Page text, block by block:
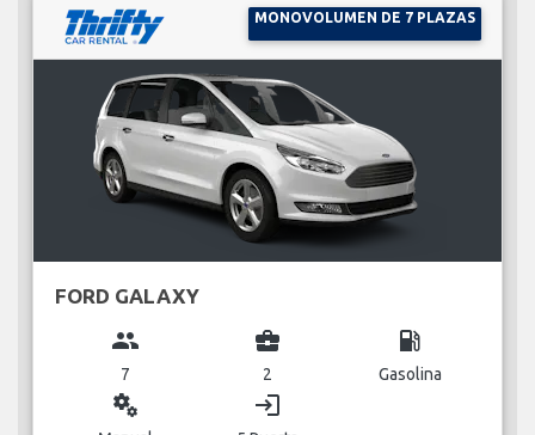
MONOVOLUMEN DE 7 PLAZAS
FORD GALAXY
group
7
business_center
2
local_gas_station
Gasolina
miscellaneous_services login